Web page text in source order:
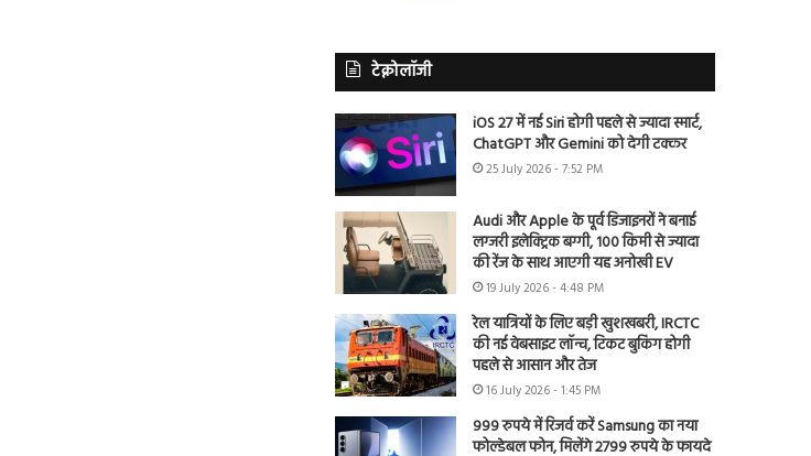
टेक्नोलॉजी
iOS 27 में नई Siri होगी पहले से ज्यादा स्मार्ट,
ChatGPT और Gemini को देगी टक्कर
25 July 2026 - 7:52 PM
Audi और Apple के पूर्व डिजाइनरों ने बनाई
लग्जरी इलेक्ट्रिक बग्गी, 100 किमी से ज्यादा
की रेंज के साथ आएगी यह अनोखी EV
19 July 2026 - 4:48 PM
रेल यात्रियों के लिए बड़ी खुशखबरी, IRCTC
की नई वेबसाइट लॉन्च, टिकट बुकिंग होगी
पहले से आसान और तेज
16 July 2026 - 1:45 PM
999 रुपये में रिजर्व करें Samsung का नया
फोल्डेबल फोन, मिलेंगे 2799 रुपये के फायदे